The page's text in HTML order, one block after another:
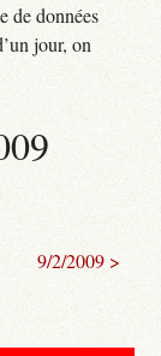
de données
jour, on
9/2/2009 >